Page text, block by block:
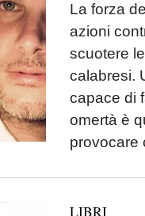
La forza
azioni
scuotere
calabresi.
capace di
omertà è
provocare
LIBRI